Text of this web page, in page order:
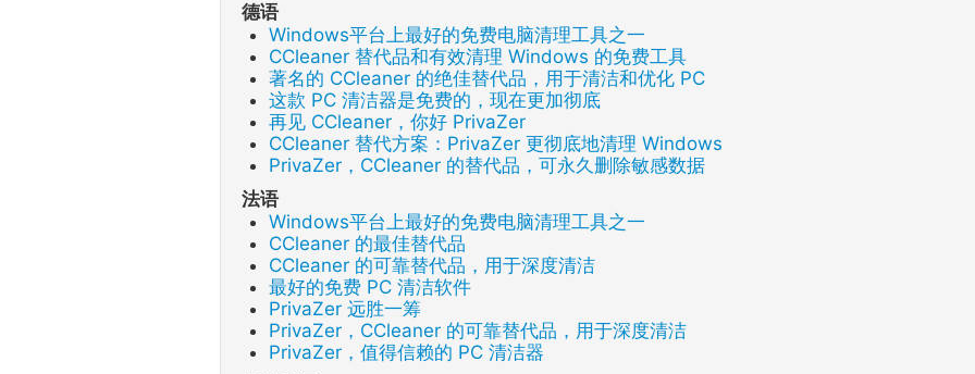
德语
Windows平台上最好的免费电脑清理工具之一
CCleaner 替代品和有效清理 Windows 的免费工具
著名的 CCleaner 的绝佳替代品，用于清洁和优化 PC
这款 PC 清洁器是免费的，现在更加彻底
再见 CCleaner，你好 PrivaZer
CCleaner 替代方案：PrivaZer 更彻底地清理 Windows
PrivaZer，CCleaner 的替代品，可永久删除敏感数据
法语
Windows平台上最好的免费电脑清理工具之一
CCleaner 的最佳替代品
CCleaner 的可靠替代品，用于深度清洁
最好的免费 PC 清洁软件
PrivaZer 远胜一筹
PrivaZer，CCleaner 的可靠替代品，用于深度清洁
PrivaZer，值得信赖的 PC 清洁器